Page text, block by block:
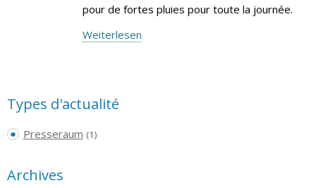
pour de fortes pluies pour toute la journée.
Weiterlesen
Types d'actualité
Presseraum (1)
Archives